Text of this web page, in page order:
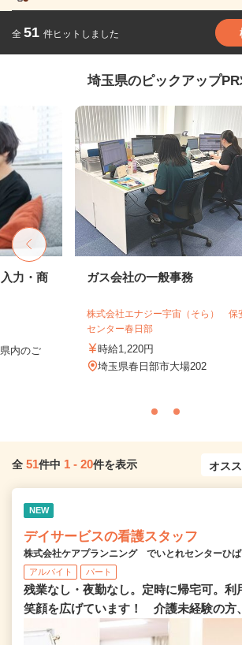
全 51 件ヒットしました
埼玉県のピックアップPR
力・商
内のご
ガス会社の一般事務
株式会社エナジー宇宙（そら） 保
センター春日部
時給1,220円
埼玉県春日部市大場202
全 51件中 1 - 20件を表示
NEW
デイサービスの看護スタッフ
株式会社ケアプランニング でいとれセンターひば
アルバイト パート
残業なし・夜勤なし。定時に帰宅可。利
笑顔を広げています！ 介護未経験の方